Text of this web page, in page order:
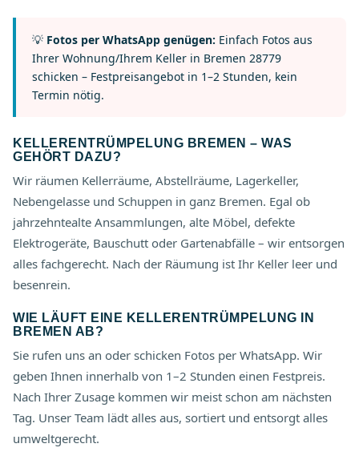
💡 Fotos per WhatsApp genügen: Einfach Fotos aus
Ihrer Wohnung/Ihrem Keller in Bremen 28779
schicken – Festpreisangebot in 1–2 Stunden, kein
Termin nötig.
KELLERENTRÜMPELUNG BREMEN – WAS
GEHÖRT DAZU?
Wir räumen Kellerräume, Abstellräume, Lagerkeller,
Nebengelasse und Schuppen in ganz Bremen. Egal ob
jahrzehntealte Ansammlungen, alte Möbel, defekte
Elektrogeräte, Bauschutt oder Gartenabfälle – wir entsorgen
alles fachgerecht. Nach der Räumung ist Ihr Keller leer und
besenrein.
WIE LÄUFT EINE KELLERENTRÜMPELUNG IN
BREMEN AB?
Sie rufen uns an oder schicken Fotos per WhatsApp. Wir
geben Ihnen innerhalb von 1–2 Stunden einen Festpreis.
Nach Ihrer Zusage kommen wir meist schon am nächsten
Tag. Unser Team lädt alles aus, sortiert und entsorgt alles
umweltgerecht.